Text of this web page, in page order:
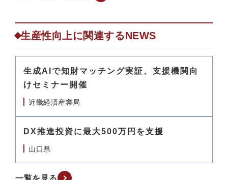
生産性向上に関連するNEWS
生成AIで知財マッチング実証、支援機関向
けセミナー開催
近畿経済産業局
DX推進投資に最大500万円を支援
山口県
一覧を見る